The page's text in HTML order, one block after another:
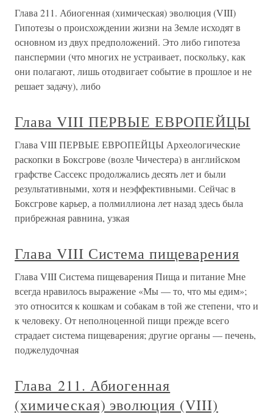
Глава 211. Абиогенная (химическая) эволюция (VIII)
Гипотезы о происхождении жизни на Земле исходят в
основном из двух предположений. Это либо гипотеза
панспермии (что многих не устраивает, поскольку, как
они полагают, лишь отодвигает событие в прошлое и не
решает задачу), либо
Глава VIII ПЕРВЫЕ ЕВРОПЕЙЦЫ
Глава VIII ПЕРВЫЕ ЕВРОПЕЙЦЫ Археологические
раскопки в Боксгрове (возле Чичестера) в английском
графстве Сассекс продолжались десять лет и были
результативными, хотя и неэффективными. Сейчас в
Боксгрове карьер, а полмиллиона лет назад здесь была
прибрежная равнина, узкая
Глава VIII Система пищеварения
Глава VIII Система пищеварения Пища и питание Мне
всегда нравилось выражение «Мы — то, что мы едим»;
это относится к кошкам и собакам в той же степени, что и
к человеку. От неполноценной пищи прежде всего
страдает система пищеварения; другие органы — печень,
поджелудочная
Глава 211. Абиогенная
(химическая) эволюция (VIII)